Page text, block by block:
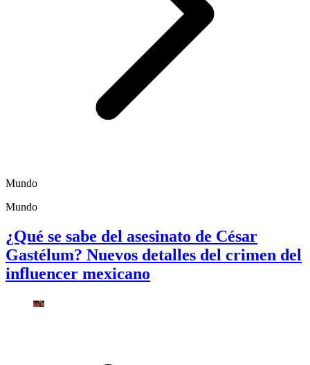
Mundo
Mundo
¿Qué se sabe del asesinato de César
Gastélum? Nuevos detalles del crimen del
influencer mexicano